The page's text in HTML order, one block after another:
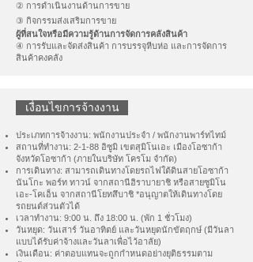
② การดำเนินงานด้านการขาย
③ กิจกรรมส่งเสริมการขาย
ผู้ที่สนใจหรือมีความรู้ด้านการจัดการคลังสินค้า
④ การรับและจัดส่งสินค้า การบรรจุหีบห่อ และการจัดการ
สินค้าคงคลัง
เงื่อนไขการจ้างงาน
ประเภทการจ้างงาน: พนักงานประจำ / พนักงานพาร์ทไทม์
สถานที่ทำงาน: 2-1-88 อิซูมิ เขตสุมิโนเอะ เมืองโอซาก้า
จังหวัดโอซาก้า (ภายในบริษัท โครโม จำกัด)
การเดินทาง: สามารถเดินทางโดยรถไฟใต้ดินสายโอซาก้า
นันโกะ พอร์ท ทาวน์ จากสถานีฮิราบายาชิ หรือสายซูมิโน
เอะ-โคเอ็น จากสถานีโยทสึบาชิ *อนุญาตให้เดินทางโดย
รถยนต์ส่วนตัวได้
เวลาทำงาน: 9:00 น. ถึง 18:00 น. (พัก 1 ชั่วโมง)
วันหยุด: วันเสาร์ วันอาทิตย์ และวันหยุดนักขัตฤกษ์ (มีวันลา
แบบได้รับค่าจ้างและวันลาเพื่อไว้อาลัย)
เงินเดือน: ค่าตอบแทนจะถูกกำหนดอย่างยุติธรรมตาม